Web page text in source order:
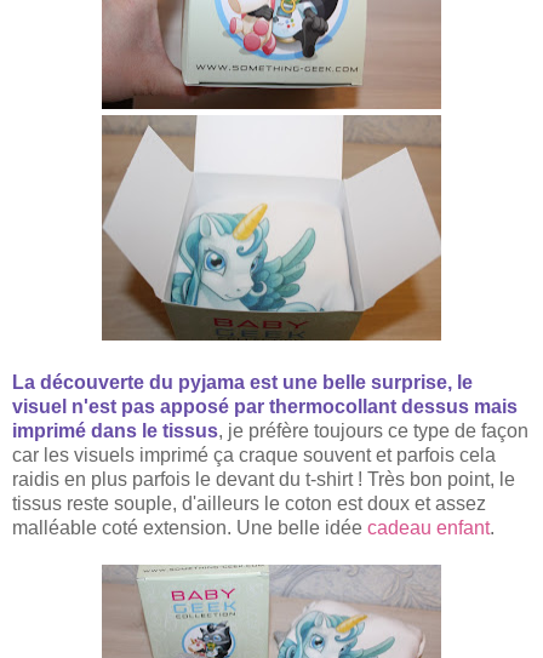
La découverte du pyjama est une belle surprise, le
visuel n'est pas apposé par thermocollant dessus mais
imprimé dans le tissus, je préfère toujours ce type de façon
car les visuels imprimé ça craque souvent et parfois cela
raidis en plus parfois le devant du t-shirt ! Très bon point, le
tissus reste souple, d'ailleurs le coton est doux et assez
malléable coté extension. Une belle idée cadeau enfant.